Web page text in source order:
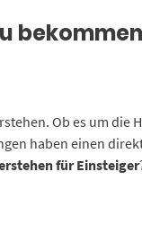
Ob es um die
haben einen
für Einsteiger